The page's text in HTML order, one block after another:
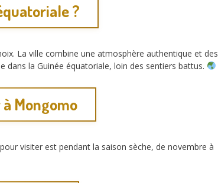
?
La ville combine une atmosphère authentique et des
la Guinée équatoriale, loin des sentiers battus.
Mongomo
visiter est pendant la saison sèche, de novembre à